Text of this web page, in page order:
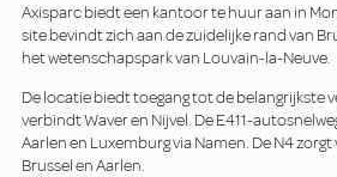
Axisparc biedt een kantoor te huur aan in
site bevindt zich aan de zuidelijke rand van
het wetenschapspark van Louvain-la-Neuve.
De locatie biedt toegang tot de belangrijkste
verbindt Waver en Nijvel. De E411-
Aarlen en Luxemburg via Namen. De N4
Brussel en Aarlen.